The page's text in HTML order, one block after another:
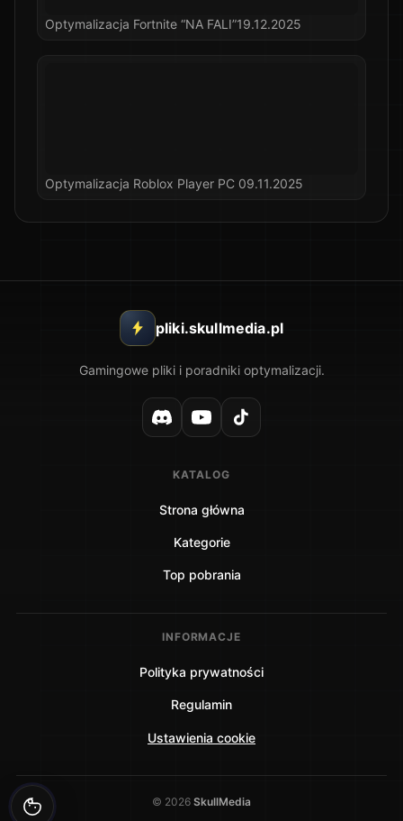
Optymalizacja Fortnite “NA FALI”19.12.2025
Optymalizacja Roblox Player PC 09.11.2025
pliki.skullmedia.pl
Gamingowe pliki i poradniki optymalizacji.
KATALOG
Strona główna
Kategorie
Top pobrania
INFORMACJE
Polityka prywatności
Regulamin
Ustawienia cookie
© 2026 SkullMedia